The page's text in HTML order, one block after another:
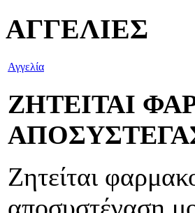
ΑΓΓΕΛΙΕΣ
Αγγελία
ΖΗΤΕΙΤΑΙ
Ζητείται